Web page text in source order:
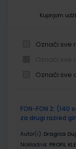
Kupnjom
Označi sve
Označi sve
proizvodi
FON-FON 2;
za drugi razred
Autor(i): Dragica
Nakladnik: PROFIL